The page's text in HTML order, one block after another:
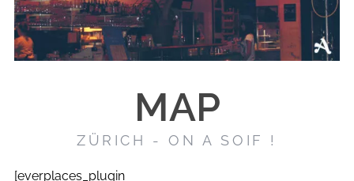
MAP
ZÜRICH - ON A SOIF !
[everplaces_plugin